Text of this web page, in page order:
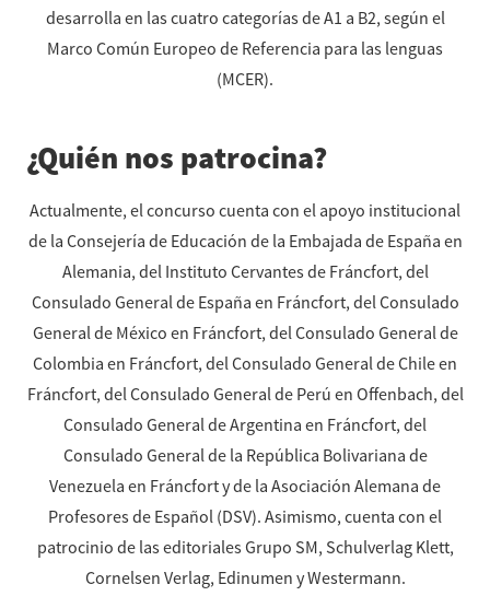
desarrolla en las cuatro categorías de A1 a B2, según el
Marco Común Europeo de Referencia para las lenguas
(MCER).
¿Quién nos patrocina?
Actualmente, el concurso cuenta con el apoyo institucional
de la Consejería de Educación de la Embajada de España en
Alemania, del Instituto Cervantes de Fráncfort, del
Consulado General de España en Fráncfort, del Consulado
General de México en Fráncfort, del Consulado General de
Colombia en Fráncfort, del Consulado General de Chile en
Fráncfort, del Consulado General de Perú en Offenbach, del
Consulado General de Argentina en Fráncfort, del
Consulado General de la República Bolivariana de
Venezuela en Fráncfort y de la Asociación Alemana de
Profesores de Español (DSV). Asimismo, cuenta con el
patrocinio de las editoriales Grupo SM, Schulverlag Klett,
Cornelsen Verlag, Edinumen y Westermann.